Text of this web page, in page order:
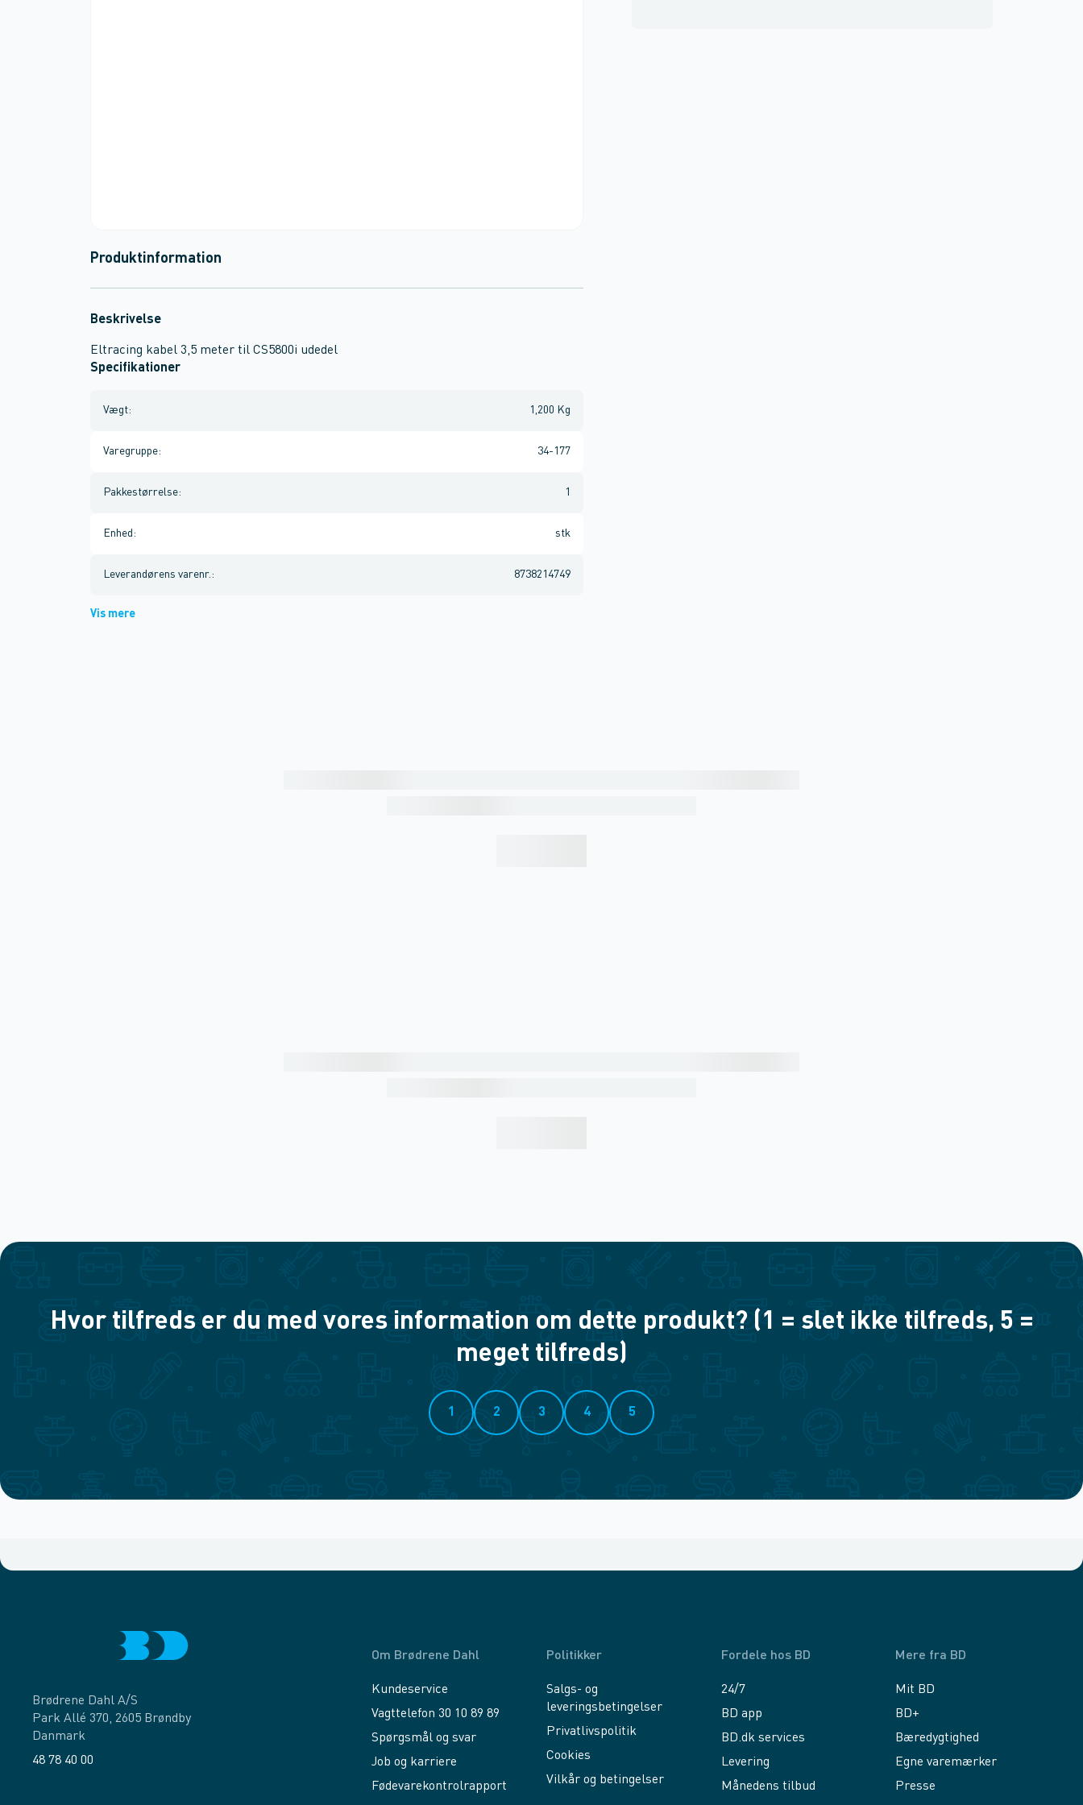
Produktinformation
Beskrivelse
Eltracing kabel 3,5 meter til CS5800i udedel
Specifikationer
Vægt: 1,200 Kg
Varegruppe: 34-177
Pakkestørrelse: 1
Enhed : stk
Leverandørens varenr. : 8738214749
Vis mere
Hvor tilfreds er du med vores information om dette produkt? (1 = slet ikke tilfreds, 5 =
meget tilfreds)
1 2 3 4 5
Brødrene Dahl A/S
Park Allé 370, 2605 Brøndby
Danmark
48 78 40 00
Om Brødrene Dahl
Kundeservice
Vagttelefon 30 10 89 89
Spørgsmål og svar
Job og karriere
Fødevarekontrolrapport
Politikker
Salgs- og
leveringsbetingelser
Privatlivspolitik
Cookies
Vilkår og betingelser
Fordele hos BD
24/7
BD app
BD.dk services
Levering
Månedens tilbud
Mere fra BD
Mit BD
BD+
Bæredygtighed
Egne varemærker
Presse